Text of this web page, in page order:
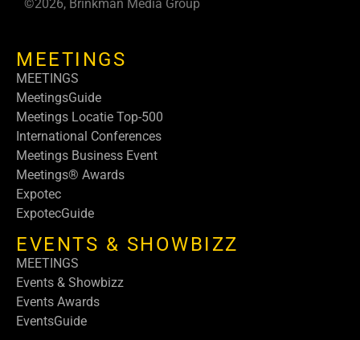
©2026, Brinkman Media Group
MEETINGS
MEETINGS
MeetingsGuide
Meetings Locatie Top-500
International Conferences
Meetings Business Event
Meetings® Awards
Expotec
ExpotecGuide
EVENTS & SHOWBIZZ
MEETINGS
Events & Showbizz
Events Awards
EventsGuide